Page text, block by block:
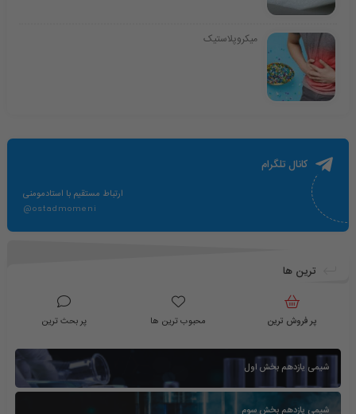
میکروپلاستیک
کانال تلگرام
ارتباط مستقیم با استادمومنی
@ostadmomeni
ترین ها
پر فروش ترین محبوب ترین ها پر بحث ترین
شیمی یازدهم بخش اول